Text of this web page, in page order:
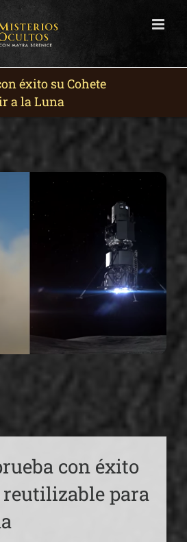
éxito su Cohete
a la Luna
con éxito
reutilizable para